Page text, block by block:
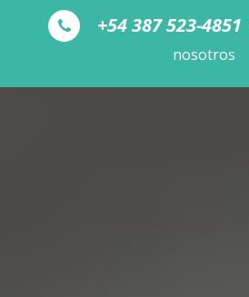
Skip to the content
+54 387 523-4851
nosotros